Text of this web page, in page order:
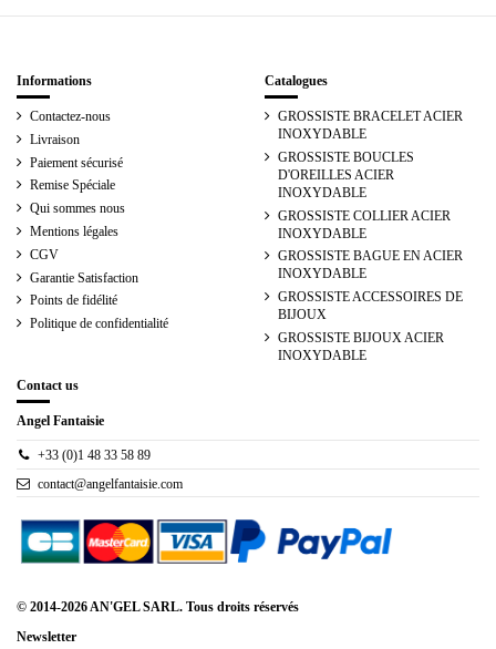
Informations
Contactez-nous
Livraison
Paiement sécurisé
Remise Spéciale
Qui sommes nous
Mentions légales
CGV
Garantie Satisfaction
Points de fidélité
Politique de confidentialité
Catalogues
GROSSISTE BRACELET ACIER
INOXYDABLE
GROSSISTE BOUCLES
D'OREILLES ACIER
INOXYDABLE
GROSSISTE COLLIER ACIER
INOXYDABLE
GROSSISTE BAGUE EN ACIER
INOXYDABLE
GROSSISTE ACCESSOIRES DE
BIJOUX
GROSSISTE BIJOUX ACIER
INOXYDABLE
Contact us
Angel Fantaisie
+33 (0)1 48 33 58 89
contact@angelfantaisie.com
© 2014-2026 AN'GEL SARL. Tous droits réservés
Newsletter